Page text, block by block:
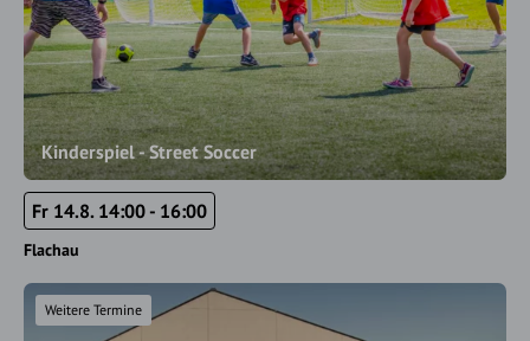
Kinderspiel - Street Soccer
Fr 14.8. 14:00 - 16:00
Flachau
Weitere Termine